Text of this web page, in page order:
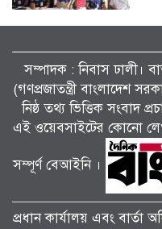
জুলাই
সম্পাদক : নিবাস ঢালী।
(গণপ্রজাতন্ত্রী বাংলাদেশ
নিষ্ঠ তথ্য ভিত্তিক সংবাদ
এই ওয়েবসাইটের কোনো
সম্পূর্ণ বেআইনি ।
প্রধান কার্যালয় এবং